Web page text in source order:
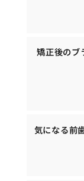
矯正後のブ
気になる前